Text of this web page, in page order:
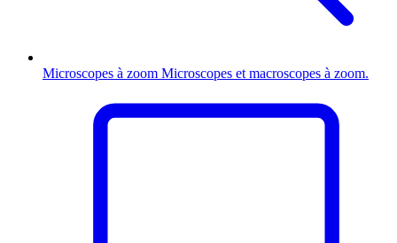
Microscopes à zoom Microscopes et macroscopes à zoom.